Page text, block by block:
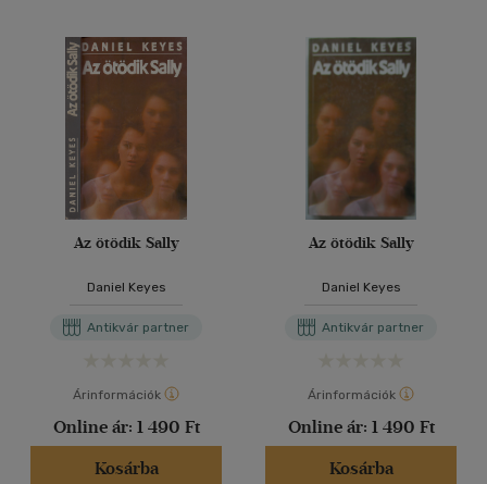
Az ötödik Sally
Daniel Keyes
Antikvár partner
Árinformációk
Online ár: 1 490 Ft
Kosárba
Az ötödik Sally
Daniel Keyes
Antikvár partner
Árinformációk
Online ár: 1 490 Ft
Kosárba